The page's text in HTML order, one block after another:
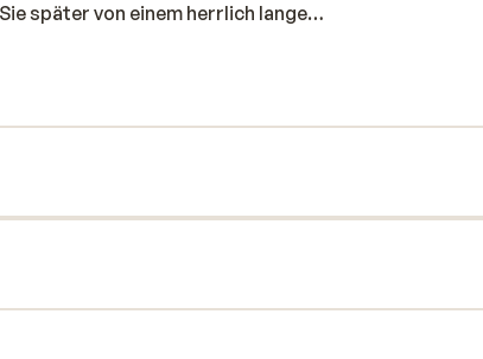
später von einem herrlich langen
sich im Wellness-Center ausruhen
Whirlpool können Sie sogar
können Sie den Tag gemeinsam
lassen.